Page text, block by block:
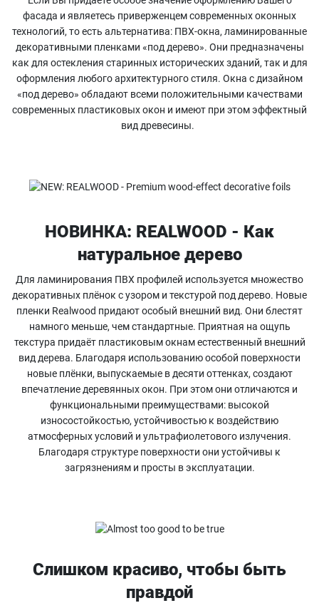
фасада и являетесь приверженцем современных оконных
технологий, то есть альтернатива: ПВХ-окна, ламинированные
декоративными пленками «под дерево». Они предназначены
как для остекления старинных исторических зданий, так и для
оформления любого архитектурного стиля. Окна с дизайном
«под дерево» обладают всеми положительными качествами
современных пластиковых окон и имеют при этом эффектный
вид древесины.
НОВИНКА: REALWOOD - Как
натуральное дерево
Для ламинирования ПВХ профилей используется множество
декоративных плёнок с узором и текстурой под дерево. Новые
пленки Realwood придают особый внешний вид. Они блестят
намного меньше, чем стандартные. Приятная на ощупь
текстура придаёт пластиковым окнам естественный внешний
вид дерева. Благодаря использованию особой поверхности
новые плёнки, выпускаемые в десяти оттенках, создают
впечатление деревянных окон. При этом они отличаются и
функциональными преимуществами: высокой
износостойкостью, устойчивостью к воздействию
атмосферных условий и ультрафиолетового излучения.
Благодаря структуре поверхности они устойчивы к
загрязнениям и просты в эксплуатации.
Слишком красиво, чтобы быть
правдой